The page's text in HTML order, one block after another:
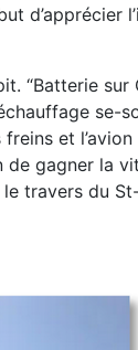
d’apprécier
“Batterie sur
se-
et
de gagner la
travers du